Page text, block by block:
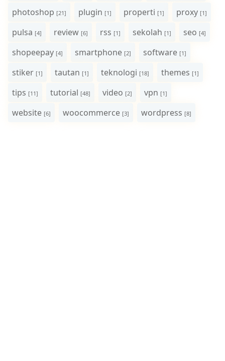
photoshop [21] plugin [1] properti [1] proxy [1]
pulsa [4] review [6] rss [1] sekolah [1] seo [4]
shopeepay [4] smartphone [2] software [1]
stiker [1] tautan [1] teknologi [18] themes [1]
tips [11] tutorial [48] video [2] vpn [1]
website [6] woocommerce [3] wordpress [8]